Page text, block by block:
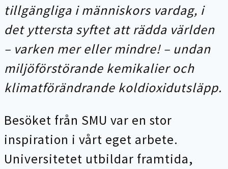
tillgängliga i människors vardag, i
det yttersta syftet att rädda världen
– varken mer eller mindre! – undan
miljöförstörande kemikalier och
klimatförändrande koldioxidutsläpp.
Besöket från SMU var en stor
inspiration i vårt eget arbete.
Universitetet utbildar framtida,